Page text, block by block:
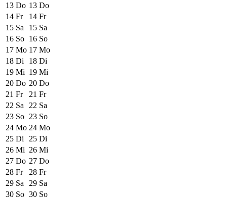
13 Do 13 Do
14 Fr 14 Fr
15 Sa 15 Sa
16 So 16 So
17 Mo 17 Mo
18 Di 18 Di
19 Mi 19 Mi
20 Do 20 Do
21 Fr 21 Fr
22 Sa 22 Sa
23 So 23 So
24 Mo 24 Mo
25 Di 25 Di
26 Mi 26 Mi
27 Do 27 Do
28 Fr 28 Fr
29 Sa 29 Sa
30 So 30 So